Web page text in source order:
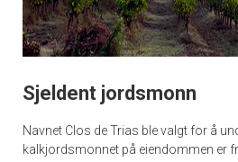
Sjeldent jordsmonn
Navnet Clos de Trias ble valgt for å
kalkjordsmonnet på eiendommen er